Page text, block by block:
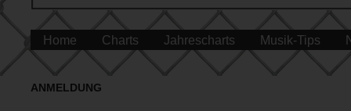
Home Charts Jahrescharts Musik-Tips
ANMELDUNG